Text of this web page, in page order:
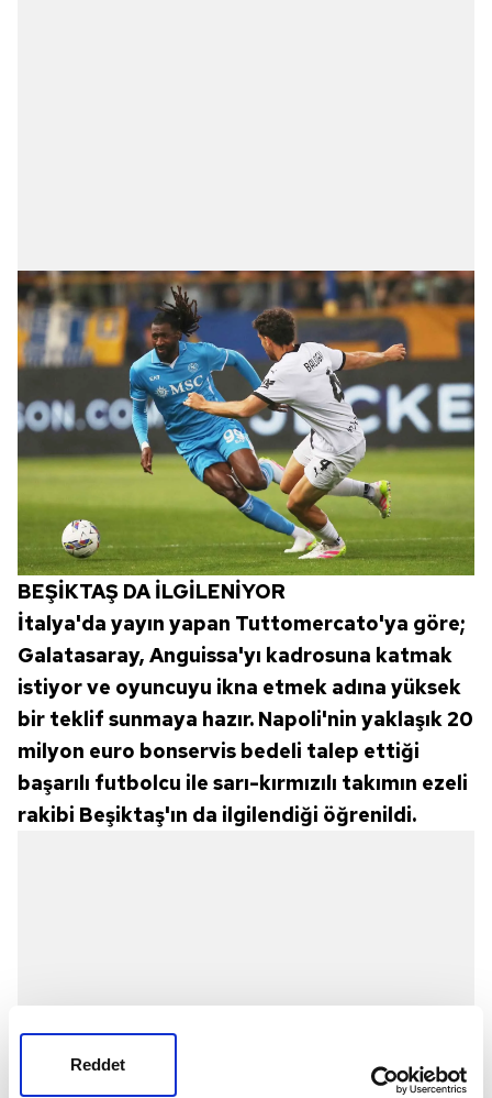
Reddet
BEŞİKTAŞ DA İLGİLENİYOR
İtalya'da yayın yapan Tuttomercato'ya göre;
Galatasaray, Anguissa'yı kadrosuna katmak
istiyor ve oyuncuyu ikna etmek adına yüksek
bir teklif sunmaya hazır. Napoli'nin yaklaşık 20
milyon euro bonservis bedeli talep ettiği
başarılı futbolcu ile sarı-kırmızılı takımın ezeli
rakibi Beşiktaş'ın da ilgilendiği öğrenildi.